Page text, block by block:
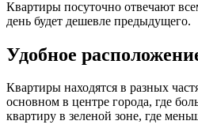
Квартиры посуточно отвечают
день будет дешевле предыдущего.
Удобное
Квартиры находятся в разных
основном в центре города, где
квартиру в зеленой зоне, где